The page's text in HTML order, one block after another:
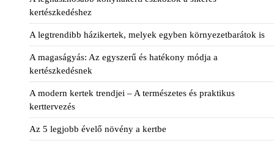
kertészkedéshez
A legtrendibb házikertek, melyek egyben környezetbarátok is
A magaságyás: Az egyszerű és hatékony módja a
kertészkedésnek
A modern kertek trendjei – A természetes és praktikus
kerttervezés
Az 5 legjobb évelő növény a kertbe